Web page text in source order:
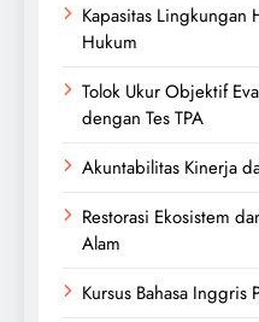
Kapasitas Lingkungan
Hukum
Tolok Ukur Objektif
dengan Tes TPA
Akuntabilitas Kinerja
Restorasi Ekosistem
Alam
Kursus Bahasa Inggris